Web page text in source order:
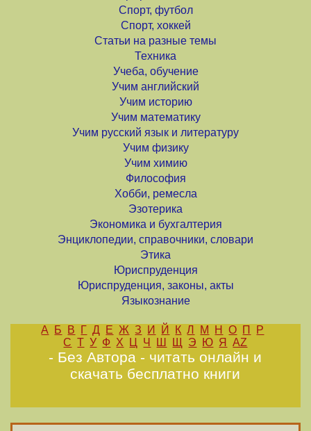
Спорт, футбол
Спорт, хоккей
Статьи на разные темы
Техника
Учеба, обучение
Учим английский
Учим историю
Учим математику
Учим русский язык и литературу
Учим физику
Учим химию
Философия
Хобби, ремесла
Эзотерика
Экономика и бухгалтерия
Энциклопедии, справочники, словари
Этика
Юриспруденция
Юриспруденция, законы, акты
Языкознание
А Б В Г Д Е Ж З И Й К Л М Н О П
Р
С Т У Ф Х Ц Ч Ш Щ Э Ю Я AZ
- Без Автора - читать онлайн и
скачать бесплатно книги